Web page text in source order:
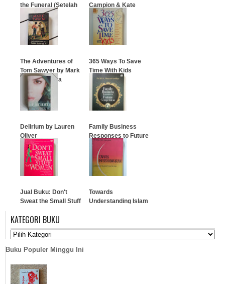
the Funeral (Setelah
Pemakaman)
Campion & Kate
Pullinger)
…
The Adventures of
Tom Sawyer by Mark
Twain (Bahasa
…
365 Ways To Save
Time With Kids
Delirium by Lauren
Oliver
…
Family Business
Responses to Future
Competition
…
Jual Buku: Don't
Sweat the Small Stuff
…
Towards
Understanding Islam
…
KATEGORI BUKU
Buku Populer Minggu Ini